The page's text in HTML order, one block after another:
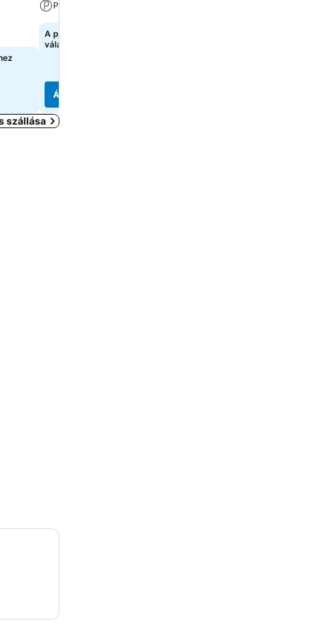
Parkoló
A pontos árak megtekintéséhez
válasszon dátumokat
Árak megjelenítése
szállása